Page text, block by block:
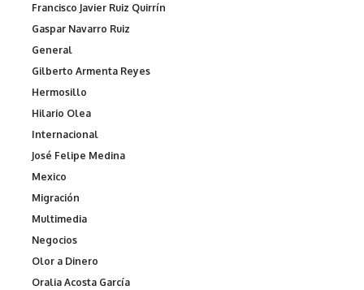
Francisco Javier Ruiz Quirrín
Gaspar Navarro Ruiz
General
Gilberto Armenta Reyes
Hermosillo
Hilario Olea
Internacional
José Felipe Medina
Mexico
Migración
Multimedia
Negocios
Olor a Dinero
Oralia Acosta García